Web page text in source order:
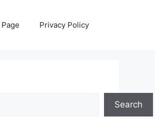
Privacy Policy
Search